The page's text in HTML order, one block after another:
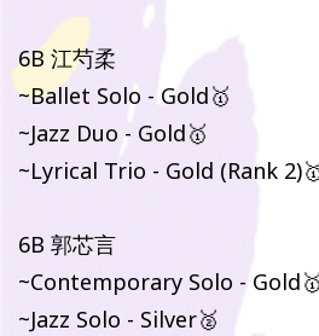
6B 江芍柔
~Ballet Solo - Gold🥇
~Jazz Duo - Gold🥇
~Lyrical Trio - Gold (Rank
6B 郭芯言
~Contemporary Solo - Gold🥇
~Jazz Solo - Silver🥈